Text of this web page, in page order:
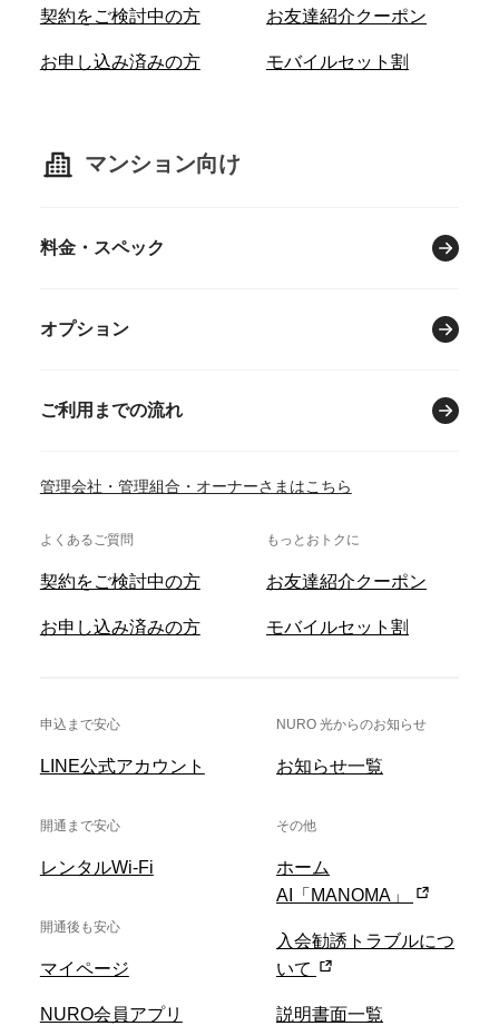
契約をご検討中の方
お申し込み済みの方
お友達紹介クーポン
モバイルセット割
マンション向け
料金・スペック
オプション
ご利用までの流れ
管理会社・管理組合・オーナーさまはこちら
よくあるご質問
契約をご検討中の方
お申し込み済みの方
もっとおトクに
お友達紹介クーポン
モバイルセット割
申込まで安心
LINE公式アカウント
開通まで安心
レンタルWi-Fi
開通後も安心
マイページ
NURO会員アプリ
NURO 光からのお知らせ
お知らせ一覧
その他
ホーム
AI「MANOMA」
入会勧誘トラブルにつ
いて
説明書面一覧